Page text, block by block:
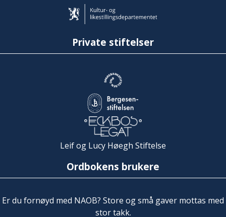
Private stiftelser
Leif og Lucy Høegh Stiftelse
Ordbokens brukere
Er du fornøyd med NAOB? Store og små gaver mottas med
stor takk.